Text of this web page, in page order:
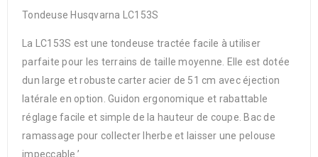
Tondeuse Husqvarna LC153S
La LC153S est une tondeuse tractée facile à utiliser
parfaite pour les terrains de taille moyenne. Elle est dotée
dun large et robuste carter acier de 51 cm avec éjection
latérale en option. Guidon ergonomique et rabattable
réglage facile et simple de la hauteur de coupe. Bac de
ramassage pour collecter lherbe et laisser une pelouse
impeccable.’